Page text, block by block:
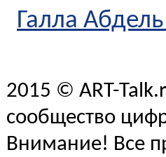
Галла
2015 © ART-
сообщество
Внимание! Все